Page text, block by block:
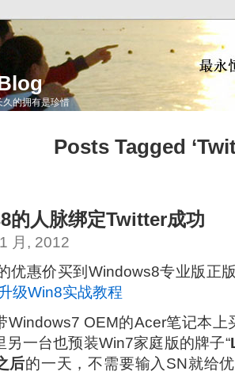
久的拥有是珍惜
Posts Tagged
的人脉绑定Twitter成功
月, 2012
优惠价买到Windows8专业版正
级Win8实战教程
Windows7 OEM的Acer笔记本上
另一台也预装Win7家庭版的牌子“
后的一天，不需要输入SN就给